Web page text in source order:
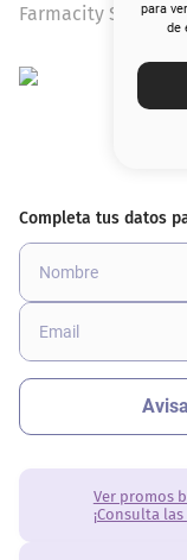
para
de
Farmacity Skin
Ver promos
¡Consulta
9. nyx
cher